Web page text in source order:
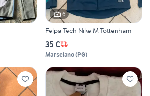
6
Felpa Tech Nike M Tottenham
35 €
Marsciano(PG)